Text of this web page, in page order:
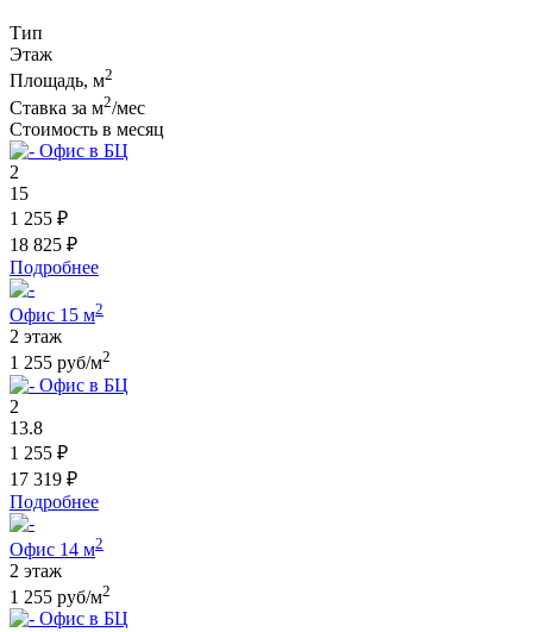
Тип
Этаж
Площадь, м2
Ставка за м2/мес
Стоимость в месяц
Офис в БЦ
2
15
1 255 ₽
18 825 ₽
Подробнее
Офис 15 м2
2 этаж
1 255 руб/м2
Офис в БЦ
2
13.8
1 255 ₽
17 319 ₽
Подробнее
Офис 14 м2
2 этаж
1 255 руб/м2
Офис в БЦ